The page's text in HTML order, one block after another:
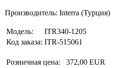
Производитель: Interra (Турция)
Модель:
ITR340-1205
Код заказа: ITR-515061
Розничная цена:
372,00 EUR